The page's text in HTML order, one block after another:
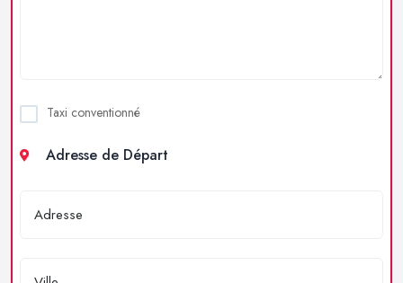
Taxi conventionné
Adresse de Départ